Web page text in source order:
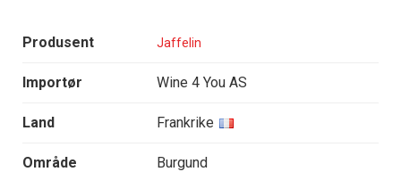
Produsent Jaffelin
Importør Wine 4 You AS
Land Frankrike
Område Burgund